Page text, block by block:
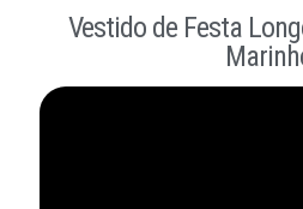
Vestido de Festa